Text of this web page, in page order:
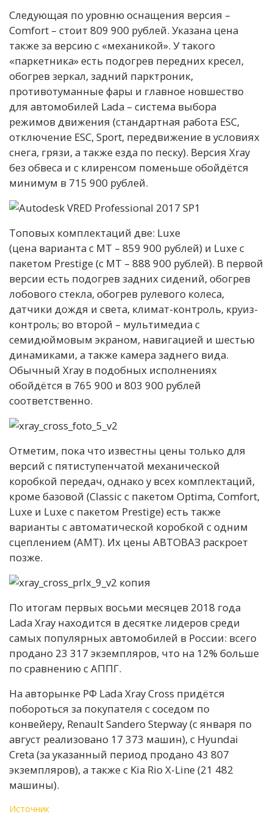
Следующая по уровню оснащения версия –
Comfort – стоит 809 900 рублей. Указана цена
также за версию с «механикой». У такого
«паркетника» есть подогрев передних кресел,
обогрев зеркал, задний парктроник,
противотуманные фары и главное новшество
для автомобилей Lada – система выбора
режимов движения (стандартная работа ESC,
отключение ESC, Sport, передвижение в условиях
снега, грязи, а также езда по песку). Версия Xray
без обвеса и с клиренсом поменьше обойдётся
минимум в 715 900 рублей.
Топовых комплектаций две: Luxe
(цена варианта с МТ – 859 900 рублей) и Luxe с
пакетом Prestige (с МТ – 888 900 рублей). В первой
версии есть подогрев задних сидений, обогрев
лобового стекла, обогрев рулевого колеса,
датчики дождя и света, климат-контроль, круиз-
контроль; во второй – мультимедиа с
семидюймовым экраном, навигацией и шестью
динамиками, а также камера заднего вида.
Обычный Xray в подобных исполнениях
обойдётся в 765 900 и 803 900 рублей
соответственно.
Отметим, пока что известны цены только для
версий с пятиступенчатой механической
коробкой передач, однако у всех комплектаций,
кроме базовой (Classic с пакетом Optima, Comfort,
Luxe и Luxe с пакетом Prestige) есть также
варианты с автоматической коробкой с одним
сцеплением (АМТ). Их цены АВТОВАЗ раскроет
позже.
По итогам первых восьми месяцев 2018 года
Lada Xray находится в десятке лидеров среди
самых популярных автомобилей в России: всего
продано 23 317 экземпляров, что на 12% больше
по сравнению с АППГ.
На авторынке РФ Lada Xray Cross придётся
побороться за покупателя с соседом по
конвейеру, Renault Sandero Stepway (с января по
август реализовано 17 373 машин), с Hyundai
Creta (за указанный период продано 43 807
экземпляров), а также с Kia Rio X-Line (21 482
машины).
Источник